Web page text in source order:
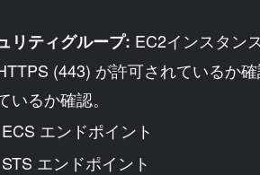
リティグループ: EC2インスタン
(443) が許可されているか
いるか確認。
ECS エンドポイント
STS エンドポイント